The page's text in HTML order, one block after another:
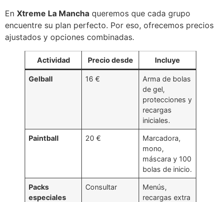
En Xtreme La Mancha queremos que cada grupo
encuentre su plan perfecto. Por eso, ofrecemos precios
ajustados y opciones combinadas.
Actividad Precio desde Incluye
Gelball 16 €
Arma de bolas
de gel,
protecciones y
recargas
iniciales.
Paintball 20 €
Marcadora,
mono,
máscara y 100
bolas de inicio.
Packs
especiales
Consultar
Menús,
recargas extra